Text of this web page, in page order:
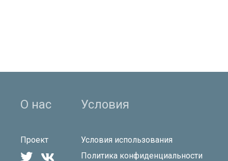
О нас
Проект
 
Условия
Условия использования
Политика конфиденциальности